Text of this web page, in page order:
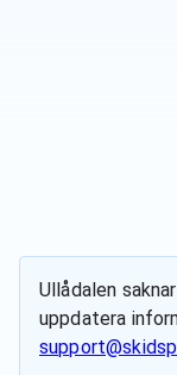
Ullådalen
uppdatera